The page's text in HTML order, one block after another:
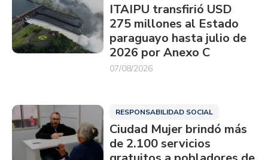
ITAIPU transfirió USD
275 millones al Estado
paraguayo hasta julio de
2026 por Anexo C
07/08/2026
RESPONSABILIDAD SOCIAL
Ciudad Mujer brindó más
de 2.100 servicios